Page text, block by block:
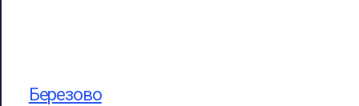
Березово